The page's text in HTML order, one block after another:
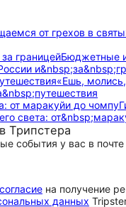
от грехов в
границейБюджетные
«Ешь,
от маракуйи до чомпу
Трипстера
события у вас в почте
согласие на получение
данных